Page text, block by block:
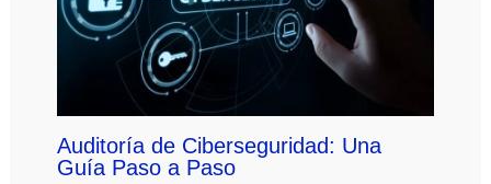
Auditoría de Ciberseguridad: Una
Guía Paso a Paso